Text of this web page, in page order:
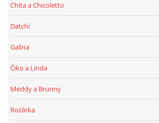
Chita a Chicoletto
Datchi
Galina
Čiko a Linda
Meddy a Brunny
Rozárka